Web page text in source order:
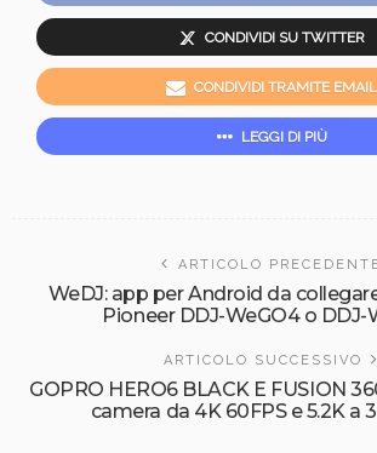
CONDIVIDI SU TWITTER
CONDIVIDI TRAMITE EMAIL
LEGGI DI PIÙ
ARTICOLO
WeDJ: app per Android da
Pioneer DDJ-WeGO4 o DDJ-
ARTICOLO SUCCESSIVO
GOPRO HERO6 BLACK E FUSION
camera da 4K 60FPS e 5.2K a